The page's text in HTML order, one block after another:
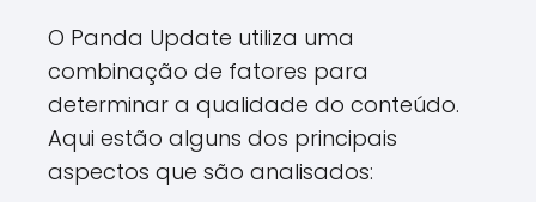
O Panda Update utiliza uma
combinação de fatores para
determinar a qualidade do conteúdo.
Aqui estão alguns dos principais
aspectos que são analisados: